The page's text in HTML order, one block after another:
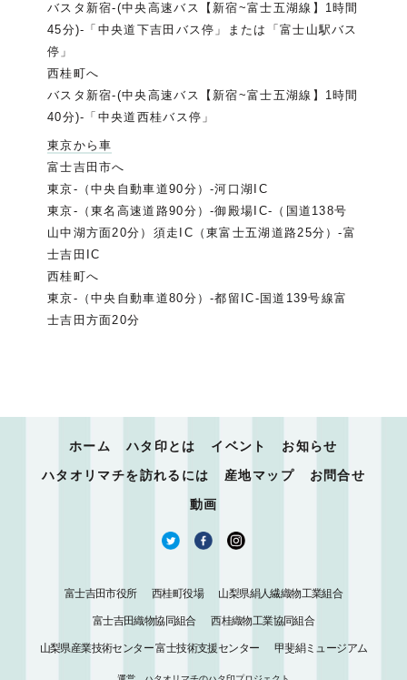
バスタ新宿-(中央高速バス【新宿~富士五湖線】1時間
45分)-「中央道下吉田バス停」または「富士山駅バス
停」
西桂町へ
バスタ新宿-(中央高速バス【新宿~富士五湖線】1時間
40分)-「中央道西桂バス停」
東京から車
富士吉田市へ
東京-（中央自動車道90分）-河口湖IC
東京-（東名高速道路90分）-御殿場IC-（国道138号
山中湖方面20分）須走IC（東富士五湖道路25分）-富
士吉田IC
西桂町へ
東京-（中央自動車道80分）-都留IC-国道139号線富
士吉田方面20分
ホーム ハタ印とは イベント
お知らせ
ハタオリマチを訪れるには
産地マップ
お問合せ
動画
富士吉田市役所 西桂町役場 山梨県絹人繊織物工業組合
富士吉田織物協同組合 西桂織物工業協同組合
山梨県産業技術センター 富士技術支援センター 甲斐絹ミュージアム